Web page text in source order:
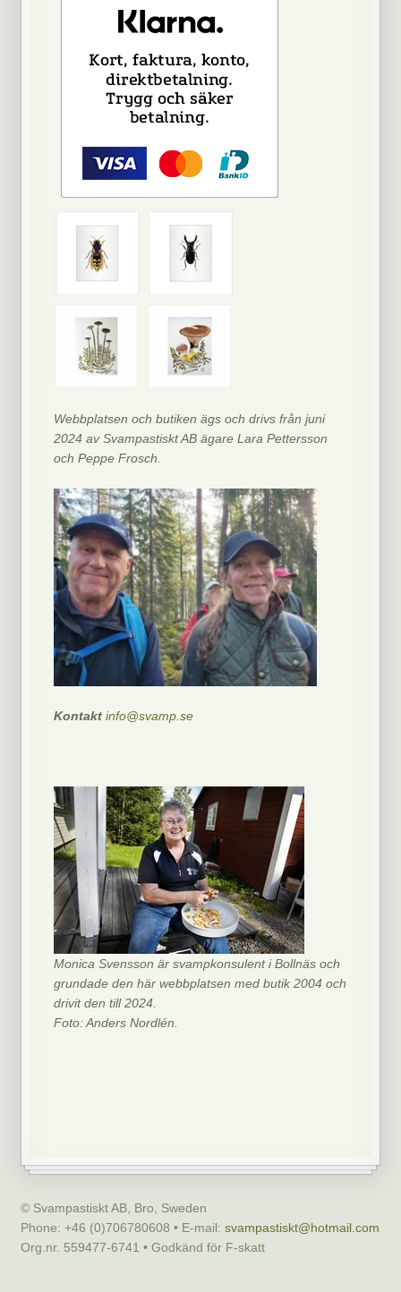
Webbplatsen och butiken ägs och drivs från juni
2024 av Svampastiskt AB ägare Lara Pettersson
och Peppe Frosch.
Kontaktinfo@svamp.se
Monica Svensson är svampkonsulent i Bollnäs och
grundade den här webbplatsen med butik 2004 och
drivit den till 2024.
Foto: Anders Nordlén.
© Svampastiskt AB, Bro, Sweden
Phone: +46 (0)706780608 • E-mail: svampastiskt@hotmail.com
Org.nr. 559477-6741 • Godkänd för F-skatt